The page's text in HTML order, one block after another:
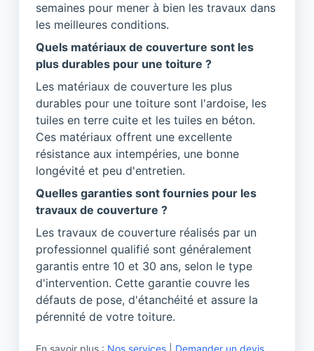
semaines pour mener à bien les travaux dans
les meilleures conditions.
Quels matériaux de couverture sont les
plus durables pour une toiture ?
Les matériaux de couverture les plus
durables pour une toiture sont l'ardoise, les
tuiles en terre cuite et les tuiles en béton.
Ces matériaux offrent une excellente
résistance aux intempéries, une bonne
longévité et peu d'entretien.
Quelles garanties sont fournies pour les
travaux de couverture ?
Les travaux de couverture réalisés par un
professionnel qualifié sont généralement
garantis entre 10 et 30 ans, selon le type
d'intervention. Cette garantie couvre les
défauts de pose, d'étanchéité et assure la
pérennité de votre toiture.
En savoir plus : Nos services Demander un devis